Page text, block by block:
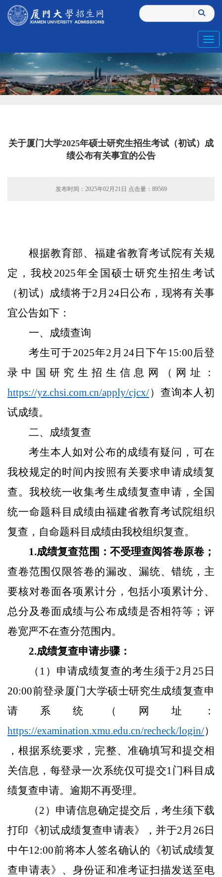
关于厦门大学2025年硕士研究生招生考试（初试）成
绩公布有关事宜的公告
发布时间：2025年02月21日 点击量： 89569
根据教育部、福建省教育考试院有关规
定，我校 2025年全国硕士研究生招生考试
（初试）成绩将于2月24日公布，现将有关事
宜公告如下：
一、 成绩查询
考生可于2025年2月24日下午15:00后登
录中国研究生招生信息网（网址：
https://yz.chsi.com.cn/apply/cjcx/）查询本人初
试成绩。
二、 成绩复查
考生本人如对公布的成绩有疑问，可在
我校规定的时间内按照有关要求申请成绩复
查。我校统一收集考生成绩复查申请，全国
统一命题科目成绩由福建省教育考试院组织
复查，自命题科目成绩由我校组织复查。
1.成绩复查范围：不受理查阅答卷原卷；
查卷范围仅限答卷的漏改、漏统、错统，主
要核对卷面各项累计分，包括小项累计分、
总分及卷面成绩与公布成绩是否相符等；评
卷宽严不在查分范围内。
2.成绩复查申请步骤：
（ 1）申请成绩复查的考生须于2月25日
20:00前登录厦门大学硕士研究生成绩复查申
请系统（网址：
https://examination.xmu.edu.cn/recheck/login/）
，根据系统要求，完整、准确填写和提交相
关信息，每登录一次系统仅可提交1门科目成
绩复查申请。逾期不再受理。
（2）申请信息确定提交后，考生须下载
打印《初试成绩复查申请表》，并于2月26日
中午12:00前将本人签名确认的《初试成绩复
查申请表》、身份证和准考证扫描发送至电